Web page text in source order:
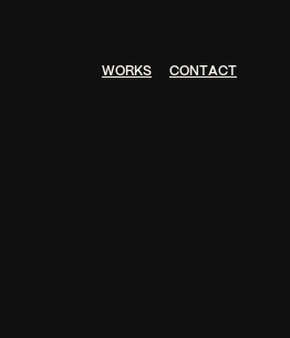
WORKS CONTACT